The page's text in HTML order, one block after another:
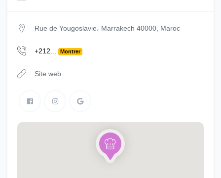
Rue de Yougoslavie، Marrakech 40000, Maroc
+212... Montrer
Site web